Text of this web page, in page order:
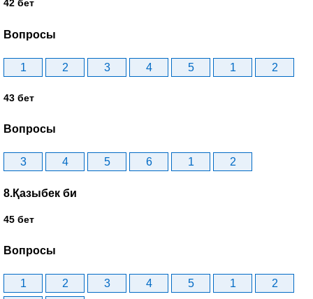
42 бет
Вопросы
1 2 3 4 5 1 2
43 бет
Вопросы
3 4 5 6 1 2
8.Қазыбек би
45 бет
Вопросы
1 2 3 4 5 1 2